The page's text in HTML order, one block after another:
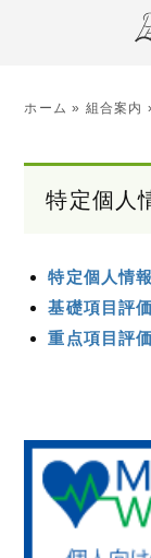
ホーム » 組合案内
特定個人
特定個人情
基礎項目評
重点項目評